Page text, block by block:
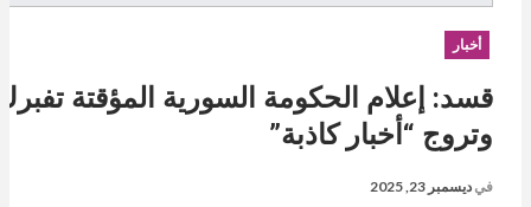
أخبار
قسد: إعلام الحكومة السورية المؤقتة
وتروج “أخبار كاذبة”
في ديسمبر 23, 2025